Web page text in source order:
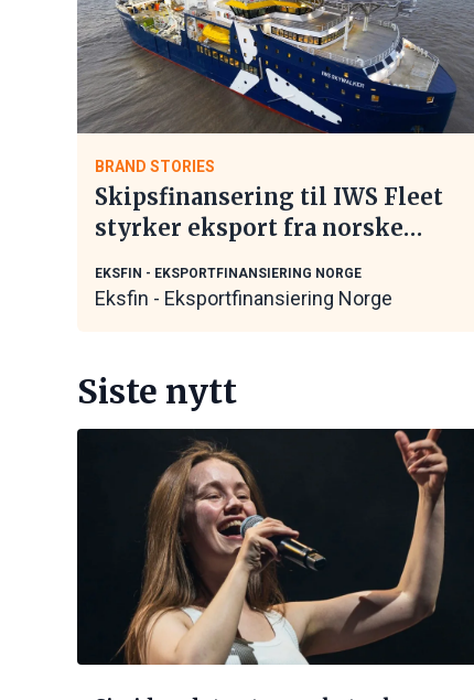
BRAND STORIES
Skipsfinansering til IWS Fleet
styrker eksport fra norske
EKSFIN - EKSPORTFINANSIERING NORGE
Eksfin - Eksportfinansiering Norge
Siste nytt